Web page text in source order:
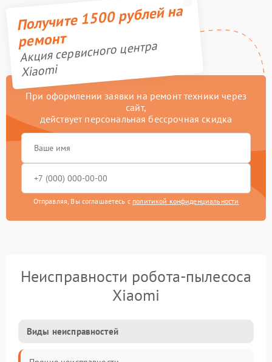
Получите 1500 рублей на
ремонт
Акция сервисного центра
Xiaomi
При оформлении заявки на ремонт техники через
сайт,
действует персональная бессрочная скидка
Отправляя, Вы соглашаетесь с политикой конфиденциальности
Неисправности робота-пылесоса
Xiaomi
Виды неисправностей